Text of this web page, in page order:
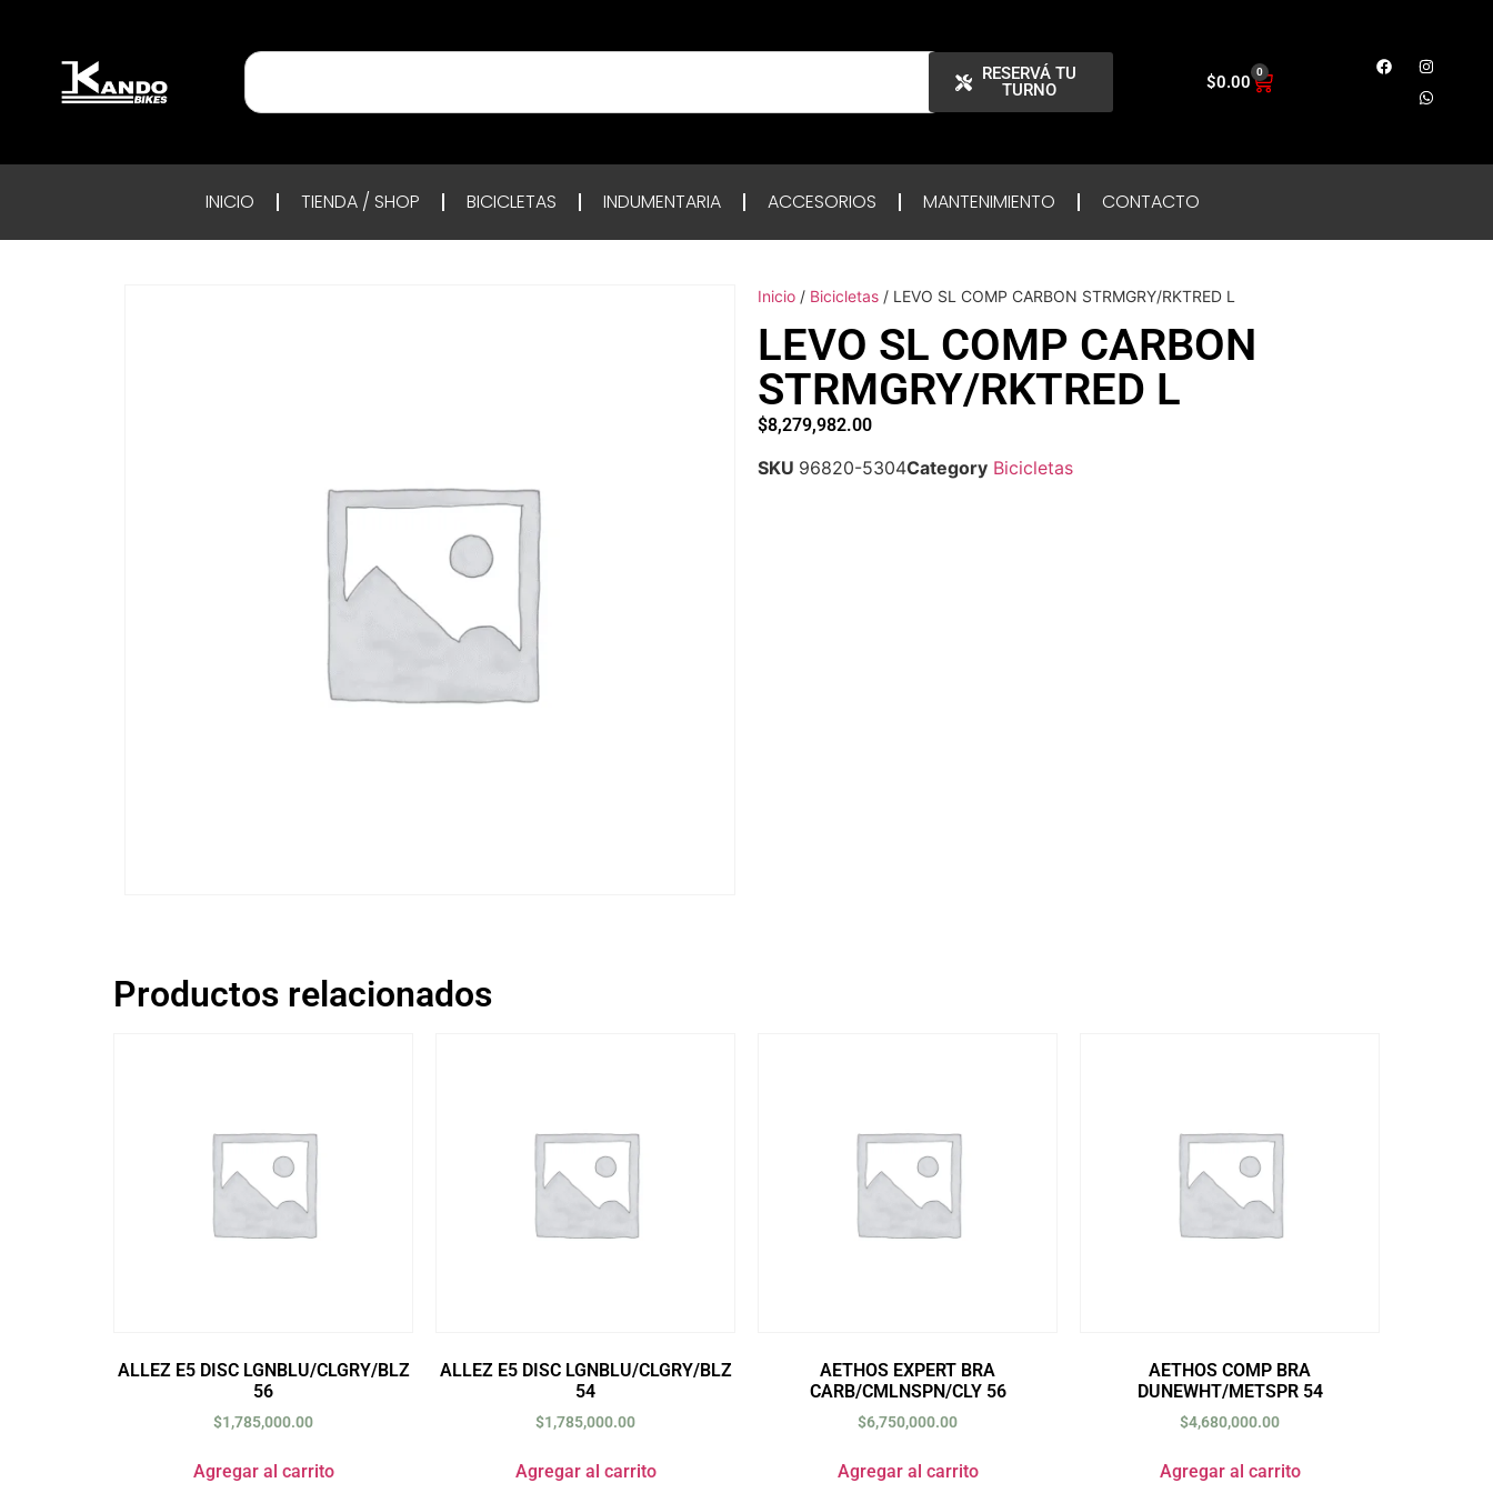
RESERVÁ TU
TURNO
$0.00 0
INICIO TIENDA / SHOP BICICLETAS INDUMENTARIA ACCESORIOS MANTENIMIENTO CONTACTO
Inicio / Bicicletas / LEVO SL COMP CARBON STRMGRY/RKTRED L
LEVO SL COMP CARBON
STRMGRY/RKTRED L
$8,279,982.00
SKU 96820-5304Category Bicicletas
Productos relacionados
ALLEZ E5 DISC LGNBLU/CLGRY/BLZ
56
$1,785,000.00
Agregar al carrito
ALLEZ E5 DISC LGNBLU/CLGRY/BLZ
54
$1,785,000.00
Agregar al carrito
AETHOS EXPERT BRA
CARB/CMLNSPN/CLY 56
$6,750,000.00
Agregar al carrito
AETHOS COMP BRA
DUNEWHT/METSPR 54
$4,680,000.00
Agregar al carrito